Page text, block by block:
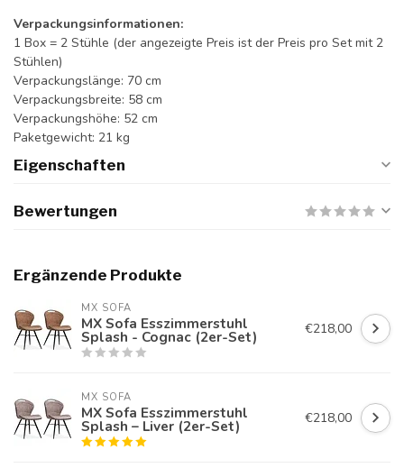
Verpackungsinformationen:
1 Box = 2 Stühle (der angezeigte Preis ist der Preis pro Set mit 2
Stühlen)
Verpackungslänge: 70 cm
Verpackungsbreite: 58 cm
Verpackungshöhe: 52 cm
Paketgewicht: 21 kg
Eigenschaften
Bewertungen
Ergänzende Produkte
MX SOFA
MX Sofa Esszimmerstuhl
Splash - Cognac (2er-Set) €218,00
MX SOFA
MX Sofa Esszimmerstuhl
Splash – Liver (2er-Set) €218,00